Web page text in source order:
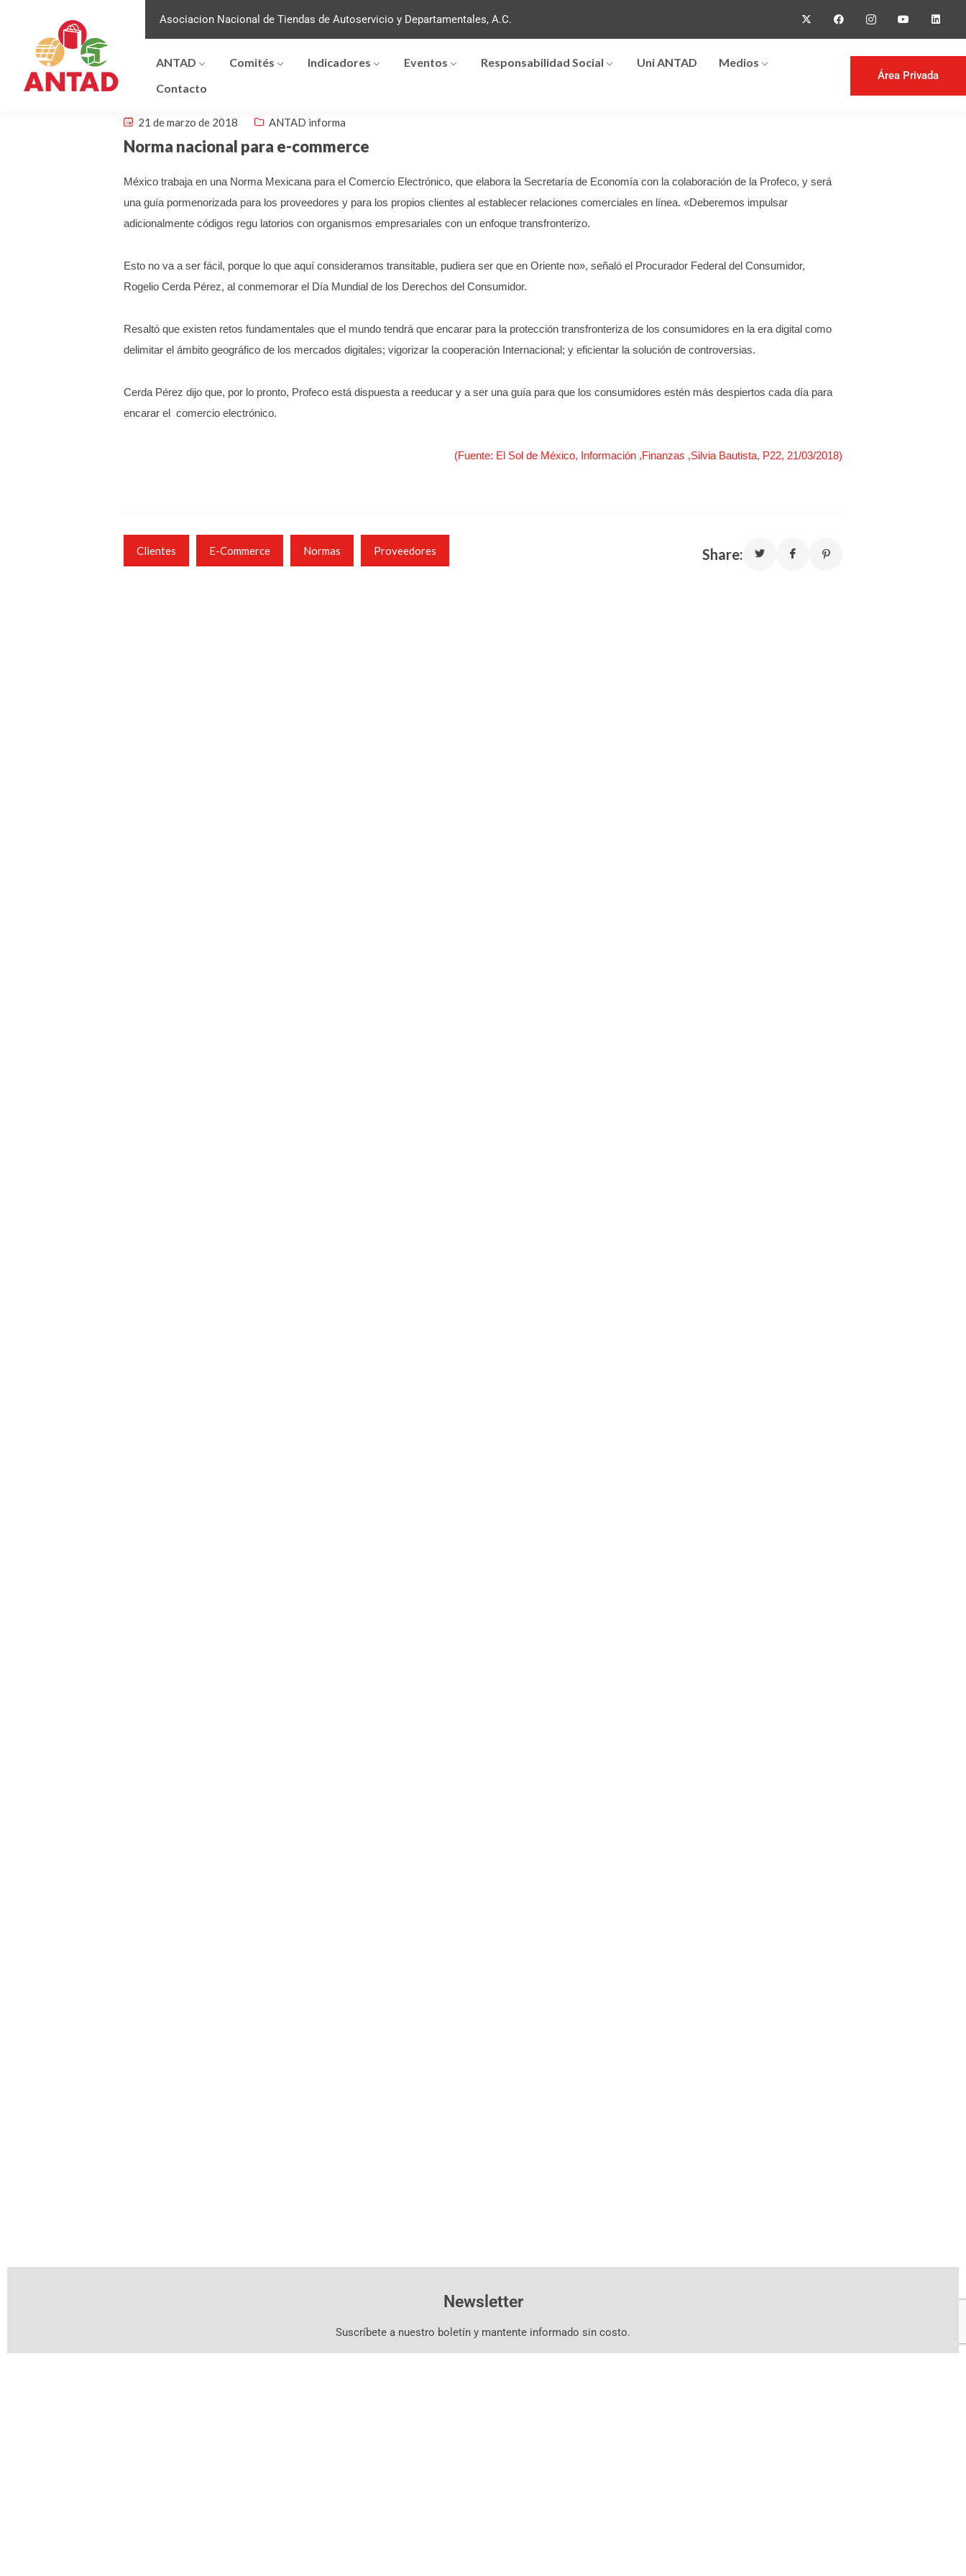
Asociacion Nacional de Tiendas de Autoservicio y Departamentales, A.C.
ANTAD Comités Indicadores Eventos Responsabilidad Social Uni ANTAD
Medios
Contacto
Área Privada
21 de marzo de 2018 ANTAD informa
Norma nacional para e-commerce
México trabaja en una Norma Mexicana para el Comercio Electrónico, que elabora la Secretaría de Economía con la colaboración de la Profeco, y será
una guía pormenorizada para los proveedores y para los propios clientes al establecer relaciones comerciales en línea. «Deberemos impulsar
adicionalmente códigos regu latorios con organismos empresariales con un enfoque transfronterizo.
Esto no va a ser fácil, porque lo que aquí consideramos transitable, pudiera ser que en Oriente no», señaló el Procurador Federal del Consumidor,
Rogelio Cerda Pérez, al conmemorar el Día Mundial de los Derechos del Consumidor.
Resaltó que existen retos fundamentales que el mundo tendrá que encarar para la protección transfronteriza de los consumidores en la era digital como
delimitar el ámbito geográfico de los mercados digitales; vigorizar la cooperación Internacional; y eficientar la solución de controversias.
Cerda Pérez dijo que, por lo pronto, Profeco está dispuesta a reeducar y a ser una guía para que los consumidores estén más despiertos cada día para
encarar el comercio electrónico.
(Fuente: El Sol de México, Información ,Finanzas ,Silvia Bautista, P22, 21/03/2018)
Clientes E-Commerce Normas Proveedores Share:
Newsletter
Suscríbete a nuestro boletín y mantente informado sin costo.